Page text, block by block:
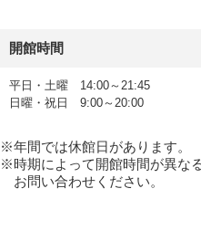
開館時間
平日・土曜 14:00～21:45
日曜・祝日 9:00～20:00
年間では休館日があります。
時期によって開館時間が異な
お問い合わせください。